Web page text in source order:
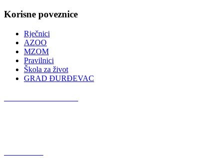
Korisne poveznice
Rječnici
AZOO
MZOM
Pravilnici
Škola za život
GRAD ĐURĐEVAC